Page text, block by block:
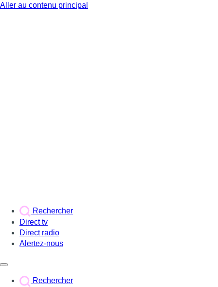
Aller au contenu principal
Rechercher
Direct tv
Direct radio
Alertez-nous
Rechercher